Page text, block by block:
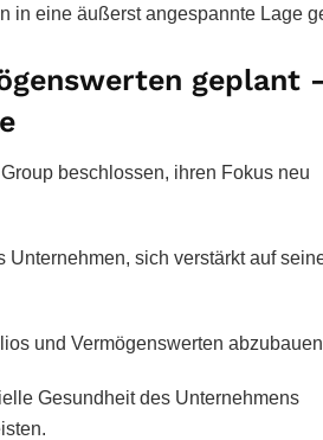
in eine äußerst angespannte Lage
geplant
beschlossen, ihren Fokus neu
sich verstärkt auf
und Vermögenswerten
Gesundheit des Unternehmens